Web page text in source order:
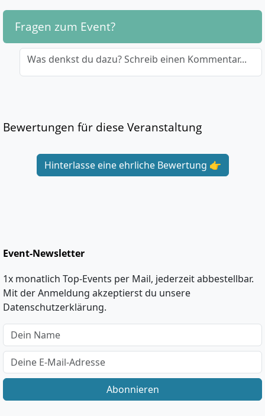
Fragen zum Event?
Was denkst du dazu? Schreib einen Kommentar...
Bewertungen für diese Veranstaltung
Hinterlasse eine ehrliche Bewertung 👉
Event-Newsletter
1x monatlich Top-Events per Mail, jederzeit abbestellbar.
Mit der Anmeldung akzeptierst du unsere
Datenschutzerklärung.
Abonnieren